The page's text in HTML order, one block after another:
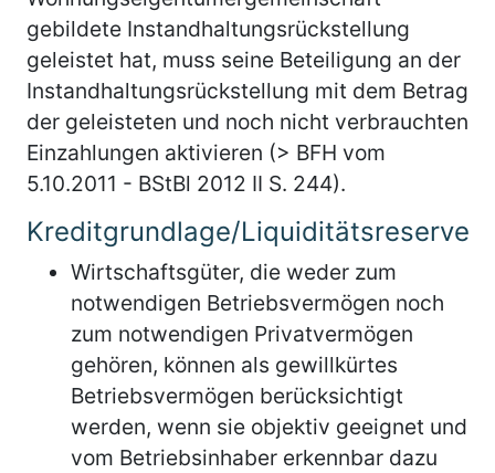
gebildete Instandhaltungsrückstellung
geleistet hat, muss seine Beteiligung an der
Instandhaltungsrückstellung mit dem Betrag
der geleisteten und noch nicht verbrauchten
Einzahlungen aktivieren (> BFH vom
5.10.2011 - BStBl 2012 II S. 244).
Kreditgrundlage/Liquiditätsreserve
Wirtschaftsgüter, die weder zum
notwendigen Betriebsvermögen noch
zum notwendigen Privatvermögen
gehören, können als gewillkürtes
Betriebsvermögen berücksichtigt
werden, wenn sie objektiv geeignet und
vom Betriebsinhaber erkennbar dazu